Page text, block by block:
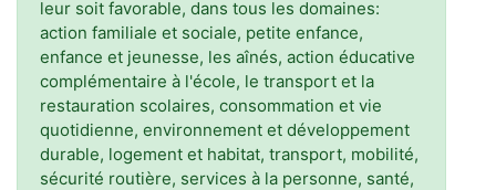
leur soit favorable, dans tous les domaines:
action familiale et sociale, petite enfance,
enfance et jeunesse, les aînés, action éducative
complémentaire à l'école, le transport et la
restauration scolaires, consommation et vie
quotidienne, environnement et développement
durable, logement et habitat, transport, mobilité,
sécurité routière, services à la personne, santé,